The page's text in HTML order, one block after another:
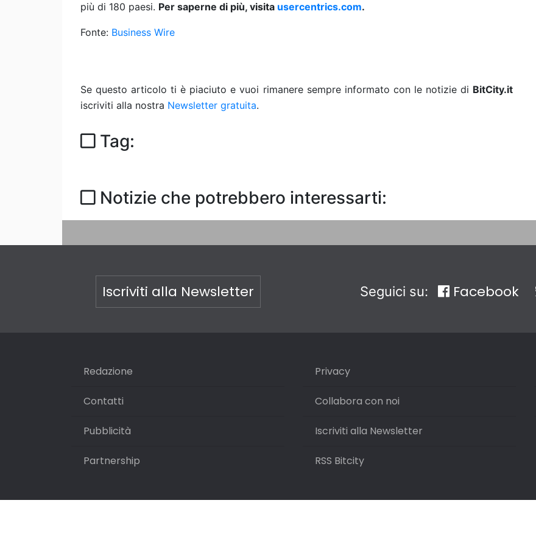
più di 180 paesi. Per saperne di più, visita usercentrics.com.
Fonte: Business Wire
Se questo articolo ti è piaciuto e vuoi rimanere sempre informato con le notizie di BitCity.it
iscriviti alla nostra Newsletter gratuita.
Tag:
Notizie che potrebbero interessarti:
Iscriviti alla Newsletter Seguici su: Facebook
Redazione
Contatti
Pubblicità
Partnership
Privacy
Collabora con noi
Iscriviti alla Newsletter
RSS Bitcity